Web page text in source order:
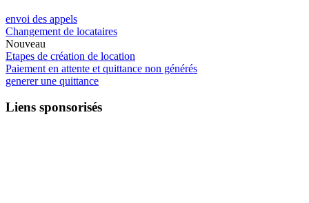
envoi des appels
Changement de locataires
Nouveau
Etapes de création de location
Paiement en attente et quittance non générés
generer une quittance
Liens sponsorisés